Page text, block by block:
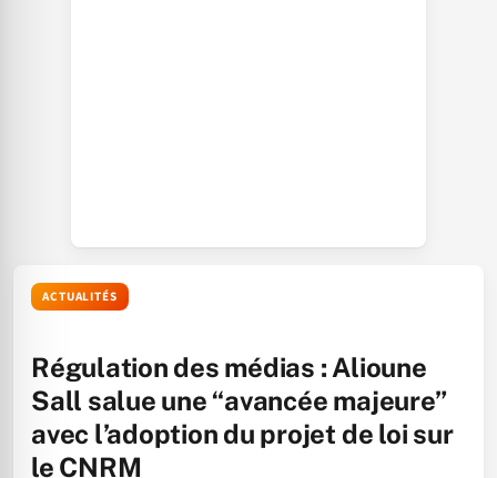
ACTUALITÉS
Régulation des médias : Alioune
Sall salue une “avancée majeure”
avec l’adoption du projet de loi sur
le CNRM